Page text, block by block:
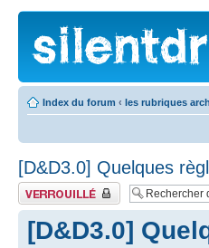
Index du forum ‹ les rubriques
[D&D3.0] Quelques
Fil verrouillé
[D&D3.0]